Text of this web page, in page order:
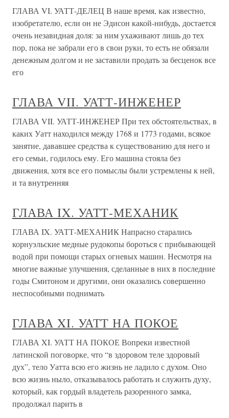
ГЛАВА VI. УАТТ-ДЕЛЕЦ В наше время, как известно,
изобретателю, если он не Эдисон какой-нибудь, достается
очень незавидная доля: за ним ухаживают лишь до тех
пор, пока не забрали его в свои руки, то есть не обязали
денежным долгом и не заставили продать за бесценок все
его
ГЛАВА VII. УАТТ-ИНЖЕНЕР
ГЛАВА VII. УАТТ-ИНЖЕНЕР При тех обстоятельствах, в
каких Уатт находился между 1768 и 1773 годами, всякое
занятие, дававшее средства к существованию для него и
его семьи, годилось ему. Его машина стояла без
движения, хотя все его помыслы были устремлены к ней,
и та внутренняя
ГЛАВА IX. УАТТ-МЕХАНИК
ГЛАВА IX. УАТТ-МЕХАНИК Напрасно старались
корнуэльские медные рудокопы бороться с прибывающей
водой при помощи старых огневых машин. Несмотря на
многие важные улучшения, сделанные в них в последние
годы Смитоном и другими, они оказались совершенно
неспособными поднимать
ГЛАВА XI. УАТТ НА ПОКОЕ
ГЛАВА XI. УАТТ НА ПОКОЕ Вопреки известной
латинской поговорке, что “в здоровом теле здоровый
дух”, тело Уатта всю его жизнь не ладило с духом. Оно
всю жизнь ныло, отказывалось работать и служить духу,
который, как гордый владетель разоренного замка,
продолжал парить в